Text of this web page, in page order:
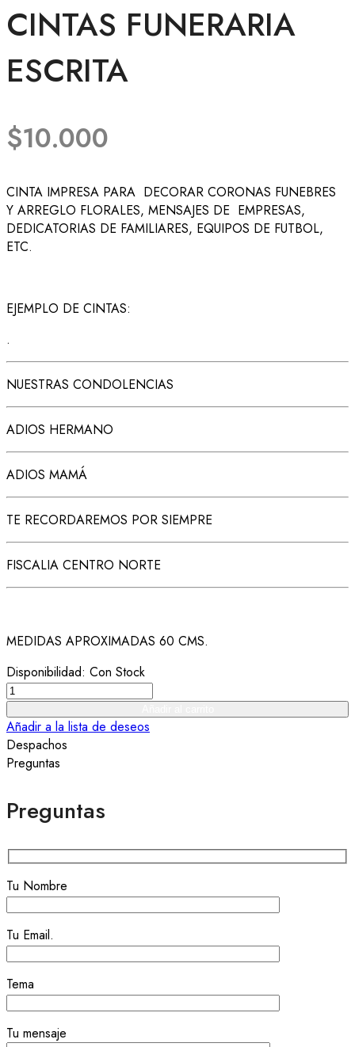
CINTAS FUNERARIA
ESCRITA
$10.000
CINTA IMPRESA PARA DECORAR CORONAS FUNEBRES
Y ARREGLO FLORALES, MENSAJES DE EMPRESAS,
DEDICATORIAS DE FAMILIARES, EQUIPOS DE FUTBOL,
ETC.
EJEMPLO DE CINTAS:
.
NUESTRAS CONDOLENCIAS
ADIOS HERMANO
ADIOS MAMÁ
TE RECORDAREMOS POR SIEMPRE
FISCALIA CENTRO NORTE
MEDIDAS APROXIMADAS 60 CMS.
Disponibilidad: Con Stock
CINTAS
FUNERARIA
ESCRITA
quantity
Añadir a la lista de deseos
Despachos
Preguntas
Preguntas
Tu Nombre
Tu Email.
Tema
Tu mensaje